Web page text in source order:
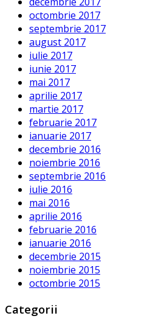
octombrie 2017
septembrie 2017
august 2017
iulie 2017
iunie 2017
mai 2017
aprilie 2017
martie 2017
februarie 2017
ianuarie 2017
decembrie 2016
noiembrie 2016
septembrie 2016
iulie 2016
mai 2016
aprilie 2016
februarie 2016
ianuarie 2016
decembrie 2015
noiembrie 2015
octombrie 2015
Categorii